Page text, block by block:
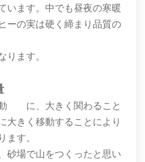
います。中でも昼夜の寒暖
ーの実は硬く締まり品質の
ます。
に、大きく関わること
大きく移動することにより
す。
砂場で山をつくったと思い